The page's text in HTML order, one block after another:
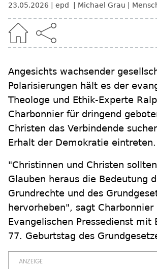
23.05.2026 epd Michael Grau
Angesichts wachsender
Polarisierungen hält es der
Theologe und Ethik-Experte
Charbonnier für dringend
Christen das Verbindende
Erhalt der Demokratie eintreten.
"Christinnen und Christen
Glauben heraus die Bedeutung
Grundrechte und des
hervorheben", sagt Charbonnier
Evangelischen Pressedienst mit
77. Geburtstag des